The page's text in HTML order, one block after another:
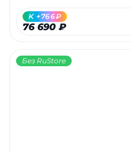
76 690 ₽
K +766₽
Без RuStore